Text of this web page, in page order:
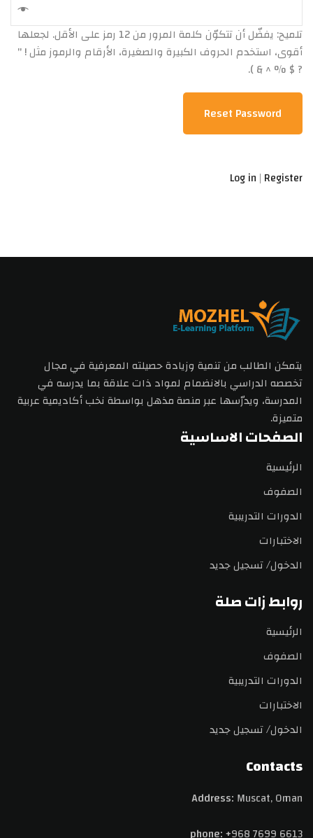
تلميح: يفضّل أن تتكوّن كلمة المرور من 12 رمز على الأقل. لجعلها
أقوى، استخدم الحروف الكبيرة والصغيرة، الأرقام والرموز مثل ! "
? $ % ^ & ).
Log in | Register
يتمكن الطالب من تنمية وزيادة حصيلته المعرفية في مجال
تخصصه الدراسي بالانضمام لمواد ذات علاقة بما يدرسه في
المدرسة، ويدرّسها عبر منصة مذهل بواسطة نخب أكاديمية عربية
متميزة.
الصفحات الاساسية
الرئيسية
الصفوف
الدورات التدريبية
الاختبارات
الدخول/ تسجيل جديد
روابط زات صلة
الرئيسية
الصفوف
الدورات التدريبية
الاختبارات
الدخول/ تسجيل جديد
Contacts
Address: Muscat, Oman
phone:+968 7699 6613